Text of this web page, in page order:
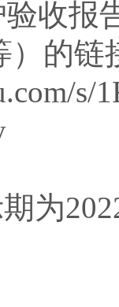
收报
）的链
s/
为